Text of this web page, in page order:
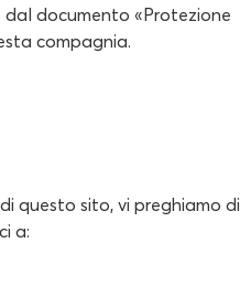
documento «Protezione
compagnia.
questo sito, vi preghiamo di
a: